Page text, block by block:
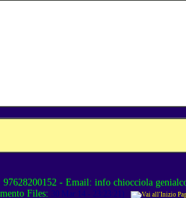
97628200152 - Email: info chiocciola
Files: 30 Mar 14 - 23:23:21)